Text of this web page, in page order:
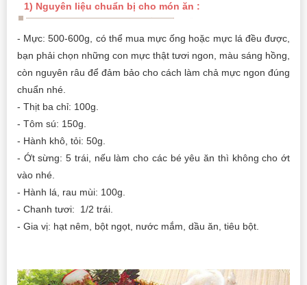
1) Nguyên liệu chuẩn bị cho món ăn :
- Mực: 500-600g, có thể mua mực ống hoặc mực lá đều được,
bạn phải chọn những con mực thật tươi ngon, màu sáng hồng,
còn nguyên râu để đảm bảo cho cách làm chả mực ngon đúng
chuẩn nhé.
- Thịt ba chỉ: 100g.
- Tôm sú: 150g.
- Hành khô, tỏi: 50g.
- Ớt sừng: 5 trái, nếu làm cho các bé yêu ăn thì không cho ớt
vào nhé.
- Hành lá, rau mùi: 100g.
- Chanh tươi: 1/2 trái.
- Gia vị: hạt nêm, bột ngọt, nước mắm, dầu ăn, tiêu bột.